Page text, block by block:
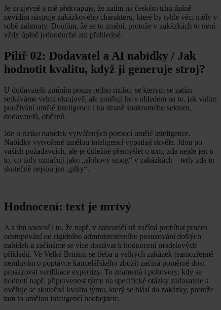
Je to zjevné a mě překvapuje, že zatím na českém trhu úplně
nevidím nástroje zakázkového charakteru, které by tyhle věci měly v
sobě zahrnuty. Doufám, že se to změní, protože v zakázkách to není
vždy úplně jednoduché ani přehledné.
Pilíř 02: Dodavatel a AI nabídky / Jak
hodnotit kvalitu, když ji generuje stroj?
U dodavatelů zmíním pouze jedno riziko, se kterým se zatím
setkáváme velmi okrajově, ale zmiňuji ho s ohledem na to, jak vidím
používání umělé inteligence i na straně soukromého sektoru,
dodavatelů, občanů.
Jde o riziko nabídek vytvářených pomocí umělé inteligence.
Nabídky vytvořené umělou inteligencí vypadají skvěle. Jdou po
vašich požadavcích, ale je důležité přemýšlet o tom, zda nejde jen o
to, co tady označuji jako „slohový smog“ v zakázkách – tedy zda to
skutečně nejsou jen „plky“.
Hodnocení: text je mrtvý
A s tím souvisí i to, že např. v zahraničí už začíná probíhat proces
odstupování od rigidního administrativního posuzování došlých
nabídek a začínáme se více dostávat k hodnocení modelových
příkladů. Ve Velké Británii se třeba u velkých zakázek (samozřejmě
nemluvím o poptávce kancelářského zboží) začíná poměrně dost
prosazovat verifikace expertízy. To znamená i pohovory, kdy se
hodnotí např. připravenost týmu na specifické otázky zadavatele a
ověřuje se skutečná kvalita týmu, který se hlásí do zakázky, protože
tam to umělou inteligencí neobejdete.